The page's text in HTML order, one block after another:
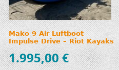
Mako 9 Air Luftboot
Impulse Drive – Riot Kayaks
1.995,00€